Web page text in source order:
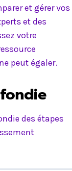
et gérer vos
et des
votre
peut égaler.
des étapes